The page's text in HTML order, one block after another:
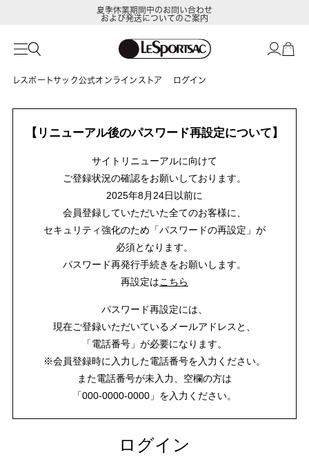
夏季休業期間中のお問い合わせ
および発送についてのご案内
レスポートサック公式オンラインストア ログイン
【リニューアル後のパスワード再設定について】
サイトリニューアルに向けて
ご登録状況の確認をお願いしております。
2025年8月24日以前に
会員登録していただいた全てのお客様に、
セキュリティ強化のため「パスワードの再設定」が
必須となります。
パスワード再発行手続きをお願いします。
再設定はこちら
パスワード再設定には、
現在ご登録いただいているメールアドレスと、
「電話番号」が必要になります。
※会員登録時に入力した電話番号を入力ください。
また電話番号が未入力、空欄の方は
「000-0000-0000」を入力ください。
ログイン